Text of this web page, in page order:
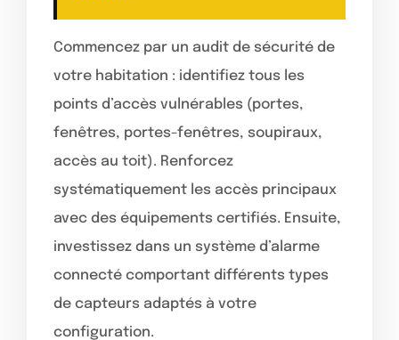
Commencez par un audit de sécurité de
votre habitation : identifiez tous les
points d’accès vulnérables (portes,
fenêtres, portes-fenêtres, soupiraux,
accès au toit). Renforcez
systématiquement les accès principaux
avec des équipements certifiés. Ensuite,
investissez dans un système d’alarme
connecté comportant différents types
de capteurs adaptés à votre
configuration.